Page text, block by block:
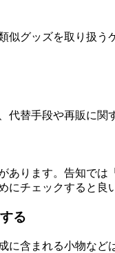
似グッズを取り扱
代替手段や再販に
あります。告知で
チェックすると良
る
に含まれる小物な